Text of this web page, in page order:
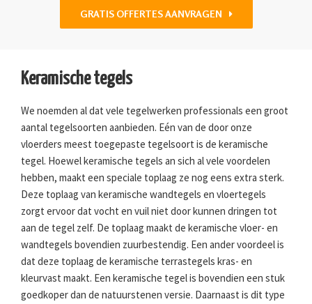
GRATIS OFFERTES AANVRAGEN
Keramische tegels
We noemden al dat vele tegelwerken professionals een groot
aantal tegelsoorten aanbieden. Eén van de door onze
vloerders meest toegepaste tegelsoort is de keramische
tegel. Hoewel keramische tegels an sich al vele voordelen
hebben, maakt een speciale toplaag ze nog eens extra sterk.
Deze toplaag van keramische wandtegels en vloertegels
zorgt ervoor dat vocht en vuil niet door kunnen dringen tot
aan de tegel zelf. De toplaag maakt de keramische vloer- en
wandtegels bovendien zuurbestendig. Een ander voordeel is
dat deze toplaag de keramische terrastegels kras- en
kleurvast maakt. Een keramische tegel is bovendien een stuk
goedkoper dan de natuurstenen versie. Daarnaast is dit type